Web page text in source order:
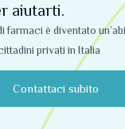
aiutarti.
farmaci è diventato
privati ​​in Italia
Contattaci subito